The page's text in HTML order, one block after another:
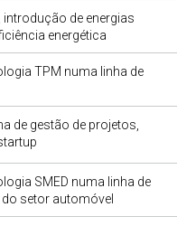
de energias
energética
TPM numa linha de
de gestão de projetos,
SMED numa linha de
setor automóvel